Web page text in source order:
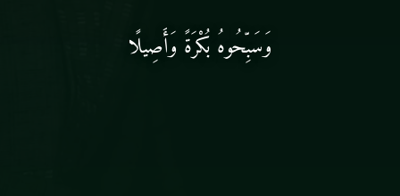
وَسَبِّحُوهُ بُكْرَةً وَأَصِيلًا